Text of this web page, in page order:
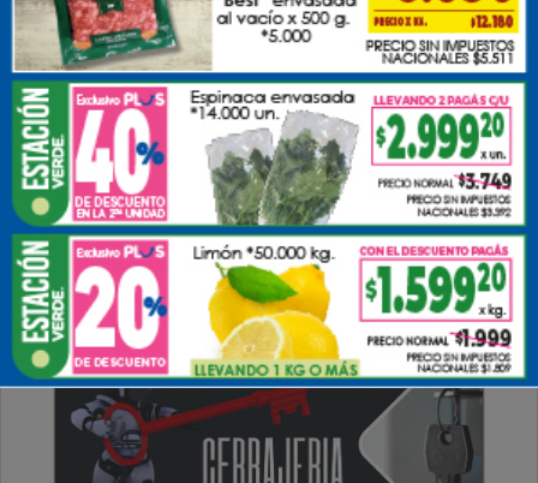
Jueves, 30 de Octubre de 2025 . 13:56 Hs.
Se extravío billetera en la vía pública a nombre de
Alexis Crivelli.
PUBLICIDAD